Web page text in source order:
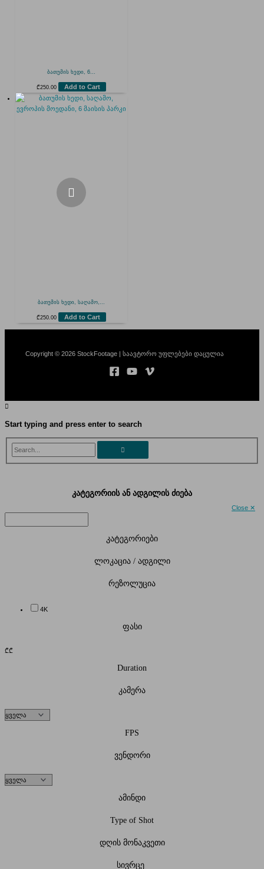
ბათუმის ხედი, 6...
₾250.00 Add to Cart
ბათუმის ხედი, საღამო,...
₾250.00 Add to Cart
Copyright © 2026 StockFootage | საავტორო უფლებები დაცულია
Start typing and press enter to search
Search...
Close ✕
კატეგორიის ან ადგილის ძიება
კატეგორიები
ლოკაცია / ადგილი
რეზოლუცია
4K
ფასი
₾₾
Duration
კამერა
FPS
ვენდორი
ამინდი
Type of Shot
დღის მონაკვეთი
სივრცე